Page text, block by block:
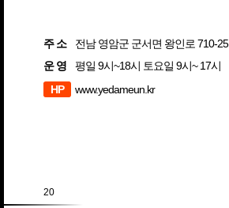
주 소
전남 영암군 군서면 왕인로 710-25
운 영
평일 9시~18시 토요일 9시~ 17시
HP
www.yedameun.kr
20